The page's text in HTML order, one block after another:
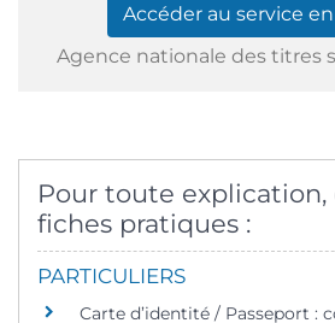
Accéder au service
Agence nationale des titres
Pour toute explication,
fiches pratiques :
PARTICULIERS
Carte d’identité / Passeport :